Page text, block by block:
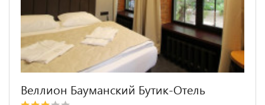
Веллион Бауманский Бутик-Отель